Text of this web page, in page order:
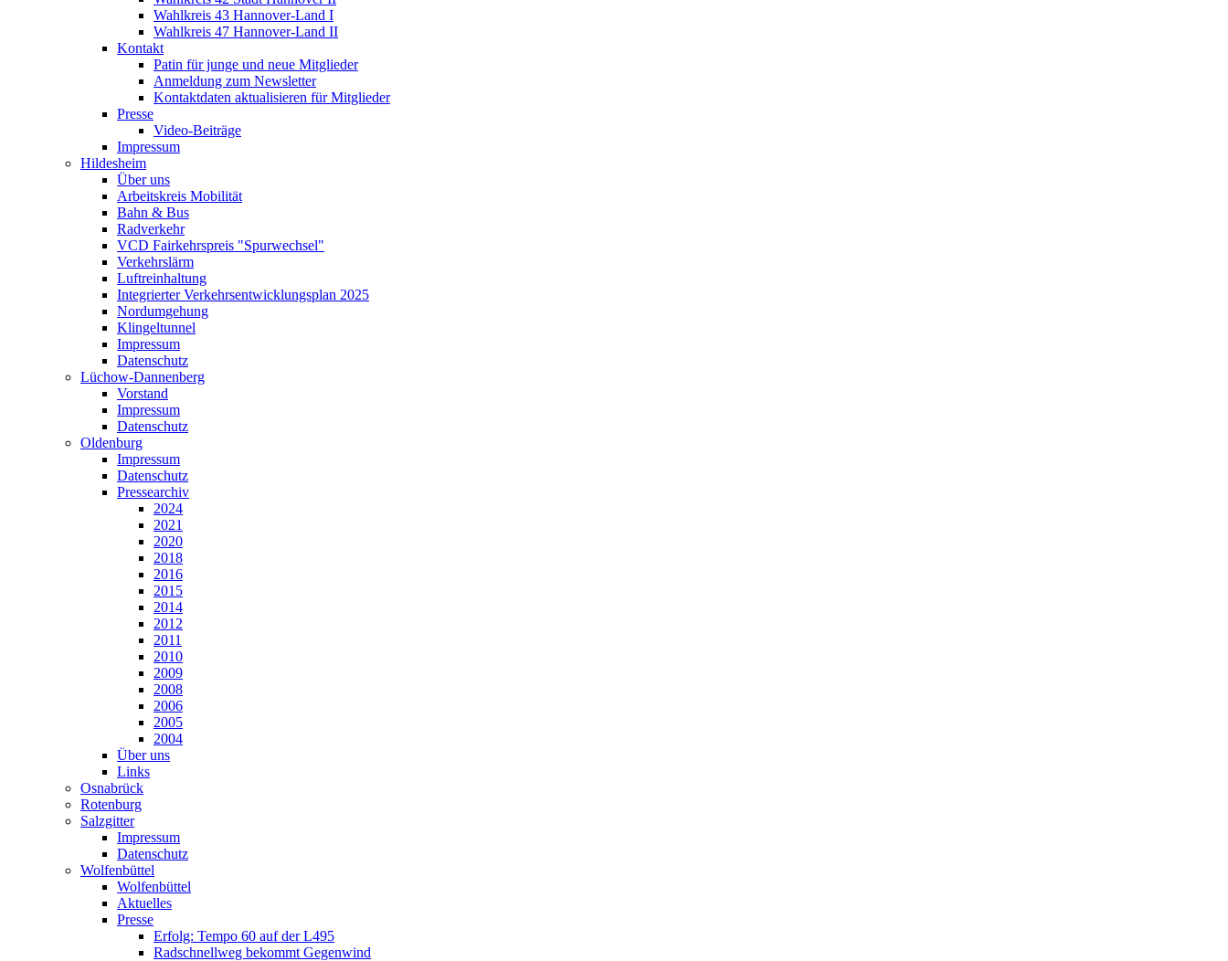
Wahlkreis 43 Hannover-Land I
Wahlkreis 47 Hannover-Land II
Kontakt
Patin für junge und neue Mitglieder
Anmeldung zum Newsletter
Kontaktdaten aktualisieren für Mitglieder
Presse
Video-Beiträge
Impressum
Hildesheim
Über uns
Arbeitskreis Mobilität
Bahn & Bus
Radverkehr
VCD Fairkehrspreis "Spurwechsel"
Verkehrslärm
Luftreinhaltung
Integrierter Verkehrsentwicklungsplan 2025
Nordumgehung
Klingeltunnel
Impressum
Datenschutz
Lüchow-Dannenberg
Vorstand
Impressum
Datenschutz
Oldenburg
Impressum
Datenschutz
Pressearchiv
2024
2021
2020
2018
2016
2015
2014
2012
2011
2010
2009
2008
2006
2005
2004
Über uns
Links
Osnabrück
Rotenburg
Salzgitter
Impressum
Datenschutz
Wolfenbüttel
Wolfenbüttel
Aktuelles
Presse
Erfolg: Tempo 60 auf der L495
Radschnellweg bekommt Gegenwind